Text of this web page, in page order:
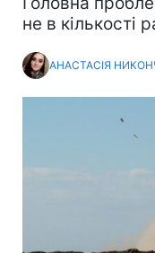
не в кількості
АНАСТАСІЯ